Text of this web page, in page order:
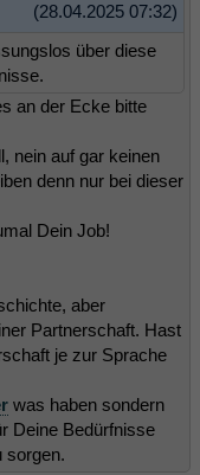
(28.04.2025 07:32)
über diese
an der Ecke bitte
nein auf gar keinen
denn nur bei dieser
Dein Job!
aber
Partnerschaft. Hast
je zur Sprache
was haben sondern
Deine Bedürfnisse
sorgen.